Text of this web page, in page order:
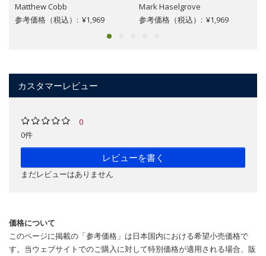
Matthew Cobb
参考価格（税込）: ¥1,969
Mark Haselgrove
参考価格（税込）: ¥1,969
カスタマーレビュー
0
0件
レビューを書く
まだレビューはありません
価格について
このページに掲載の「参考価格」は日本国内における希望小売価格で
す。当ウェブサイトでのご購入に対して特別価格が適用される場合、販